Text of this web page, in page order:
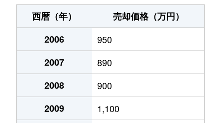
月寒中央通
3,000万円 月寒中央
月寒中央通
2,000万円
月寒中央通
260万円
月寒中央通
3,000万円
月寒中央通
3,300万円
西暦（年）
売却価格（万円）
2006
950
2007
890
2008
900
2009
1,100